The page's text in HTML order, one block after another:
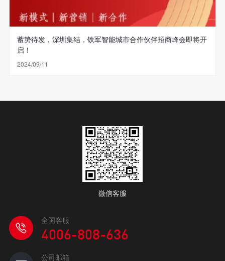
蓄势待发，深圳集结，铁军智能城市合作伙伴招商峰会即将开
启！
2024/09/11
微信客服
全国客服
4006-808-636
公司邮箱